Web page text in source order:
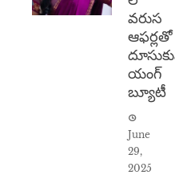
వరుస
ఆఫర్లతో
యంగ్
బ్యూటీ
June
29,
2025